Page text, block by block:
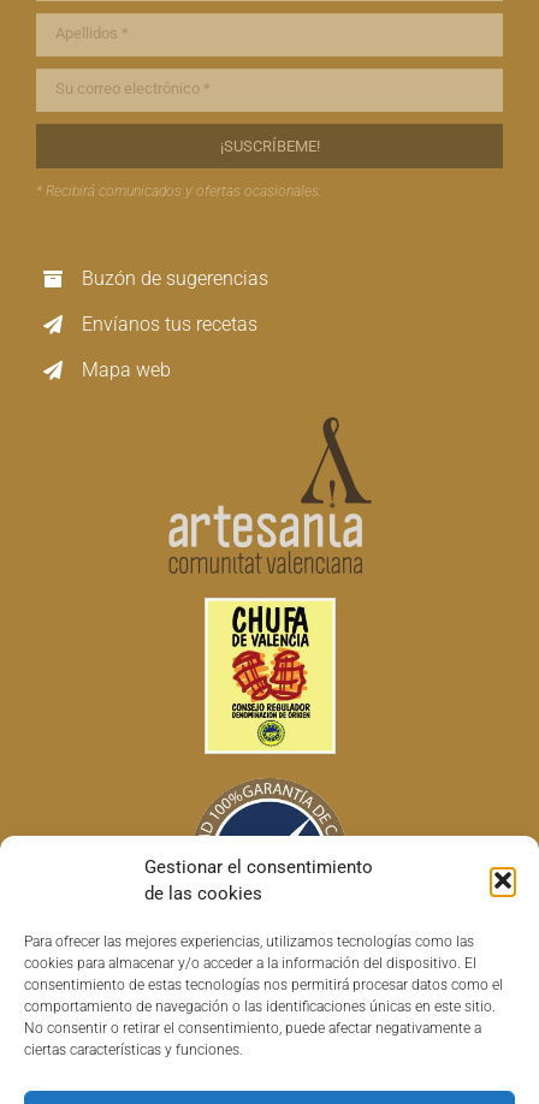
Gestionar el consentimiento
de las cookies
Para ofrecer las mejores experiencias, utilizamos tecnologías como las
cookies para almacenar y/o acceder a la información del dispositivo. El
consentimiento de estas tecnologías nos permitirá procesar datos como el
comportamiento de navegación o las identificaciones únicas en este sitio.
No consentir o retirar el consentimiento, puede afectar negativamente a
ciertas características y funciones.
* Recibirá comunicados y ofertas ocasionales.
Buzón de sugerencias
Envíanos tus recetas
Mapa web